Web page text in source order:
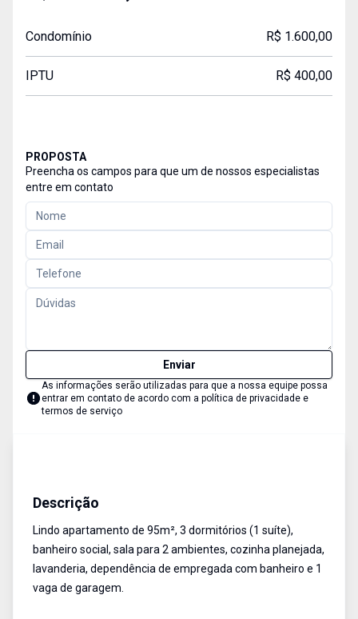
Condomínio R$ 1.600,00
IPTU R$ 400,00
PROPOSTA
Preencha os campos para que um de nossos especialistas
entre em contato
Enviar
As informações serão utilizadas para que a nossa equipe possa
entrar em contato de acordo com a política de privacidade e
termos de serviço
Descrição
Lindo apartamento de 95m², 3 dormitórios (1 suíte),
banheiro social, sala para 2 ambientes, cozinha planejada,
lavanderia, dependência de empregada com banheiro e 1
vaga de garagem.